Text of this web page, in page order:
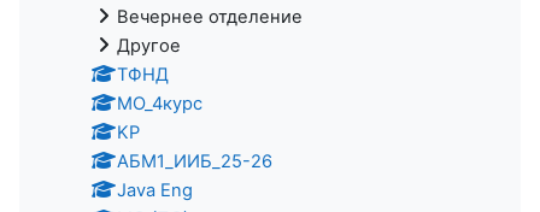
Вечернее отделение
Другое
ТФНД
МО_4курс
KP
АБМ1_ИИБ_25-26
Java Eng